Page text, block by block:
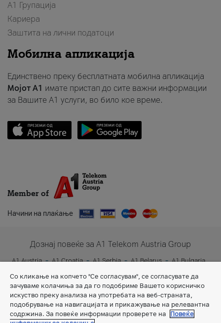
А1 Групација
Кариера
Заштита на лични податоци
Мобилна апликација
Единствено преку бесплатната мобилна апликација
Мојот A1 имате пристап до сите важни информации
за Вашите A1 услуги, во било кое време.
Member of
Начини на плаќање
Дознај повеќе за A1 Telekom Austria Group
A1 Austria A1 Croatia A1 Serbia A1 Belarus
A1 Bulgaria
Со кликање на копчето "Се согласувам", се согласувате да
зачуваме колачиња за да го подобриме Вашето корисничко
искуство преку анализа на употребата на веб-страната,
подобрување на навигацијата и прикажување на релевантна
содржина. За повеќе информации проверете на
Повеќе